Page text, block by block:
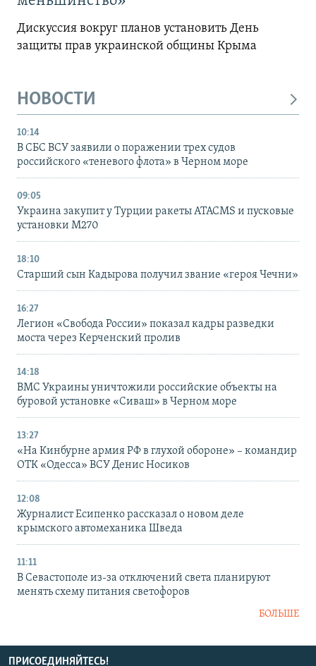
Дискуссия вокруг планов установить День
защиты прав украинской общины Крыма
НОВОСТИ
10:14
В СБС ВСУ заявили о поражении трех судов
российского «теневого флота» в Черном море
09:05
Украина закупит у Турции ракеты ATACMS и пусковые
установки M270
18:10
Старший сын Кадырова получил звание «героя Чечни»
16:27
Легион «Свобода России» показал кадры разведки
моста через Керченский пролив
14:18
ВМС Украины уничтожили российские объекты на
буровой установке «Сиваш» в Черном море
13:27
«На Кинбурне армия РФ в глухой обороне» – командир
ОТК «Одесса» ВСУ Денис Носиков
12:08
Журналист Есипенко рассказал о новом деле
крымского автомеханика Шведа
11:11
В Севастополе из-за отключений света планируют
менять схему питания светофоров
БОЛЬШЕ
ПРИСОЕДИНЯЙТЕСЬ!